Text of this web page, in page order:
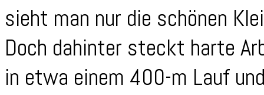
sieht man nur die schönen
Doch dahinter steckt harte
in etwa einem 400-m Lauf